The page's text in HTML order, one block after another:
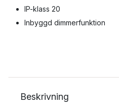
IP-klass 20
Inbyggd dimmerfunktion
Beskrivning